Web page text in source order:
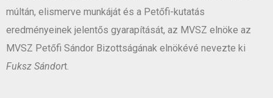
múltán, elismerve munkáját és a Petőfi-kutatás
eredményeinek jelentős gyarapítását, az MVSZ elnöke az
MVSZ Petőfi Sándor Bizottságának elnökévé nevezte ki
Fuksz Sándort.